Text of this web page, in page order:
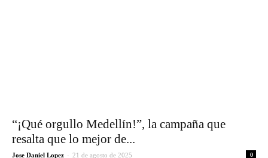
“¡Qué orgullo Medellín!”, la campaña que
resalta que lo mejor de...
Jose Daniel Lopez - 21 de agosto de 2025 0